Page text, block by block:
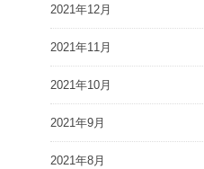
2021年12月
2021年11月
2021年10月
2021年9月
2021年8月